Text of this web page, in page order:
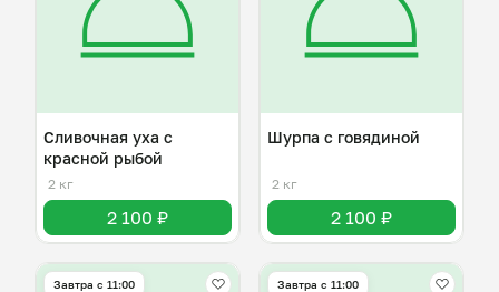
Сливочная уха с
красной рыбой
2 кг
2 100 ₽
Шурпа с говядиной
2 кг
2 100 ₽
Завтра c 11:00 Завтра c 11:00